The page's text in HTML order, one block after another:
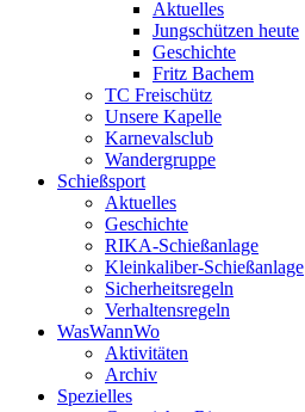
Aktuelles
Jungschützen heute
Geschichte
Fritz Bachem
TC Freischütz
Unsere Kapelle
Karnevalsclub
Wandergruppe
Schießsport
Aktuelles
Geschichte
RIKA-Schießanlage
Kleinkaliber-Schießanlage
Sicherheitsregeln
Verhaltensregeln
WasWannWo
Aktivitäten
Archiv
Spezielles